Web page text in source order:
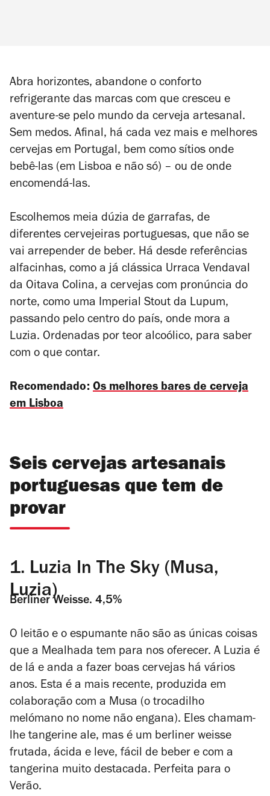
Abra horizontes, abandone o conforto
refrigerante das marcas com que cresceu e
aventure-se pelo mundo da cerveja artesanal.
Sem medos. Afinal, há cada vez mais e melhores
cervejas em Portugal, bem como sítios onde
bebê-las (em Lisboa e não só) – ou de onde
encomendá-las.
Escolhemos meia dúzia de garrafas, de
diferentes cervejeiras portuguesas, que não se
vai arrepender de beber. Há desde referências
alfacinhas, como a já clássica Urraca Vendaval
da Oitava Colina, a cervejas com pronúncia do
norte, como uma Imperial Stout da Lupum,
passando pelo centro do país, onde mora a
Luzia. Ordenadas por teor alcoólico, para saber
com o que contar.
Recomendado: Os melhores bares de cerveja
em Lisboa
Seis cervejas artesanais
portuguesas que tem de
provar
1. Luzia In The Sky (Musa,
Luzia)
Berliner Weisse. 4,5%
O leitão e o espumante não são as únicas coisas
que a Mealhada tem para nos oferecer. A Luzia é
de lá e anda a fazer boas cervejas há vários
anos. Esta é a mais recente, produzida em
colaboração com a Musa (o trocadilho
melómano no nome não engana). Eles chamam-
lhe tangerine ale, mas é um berliner weisse
frutada, ácida e leve, fácil de beber e com a
tangerina muito destacada. Perfeita para o
Verão.